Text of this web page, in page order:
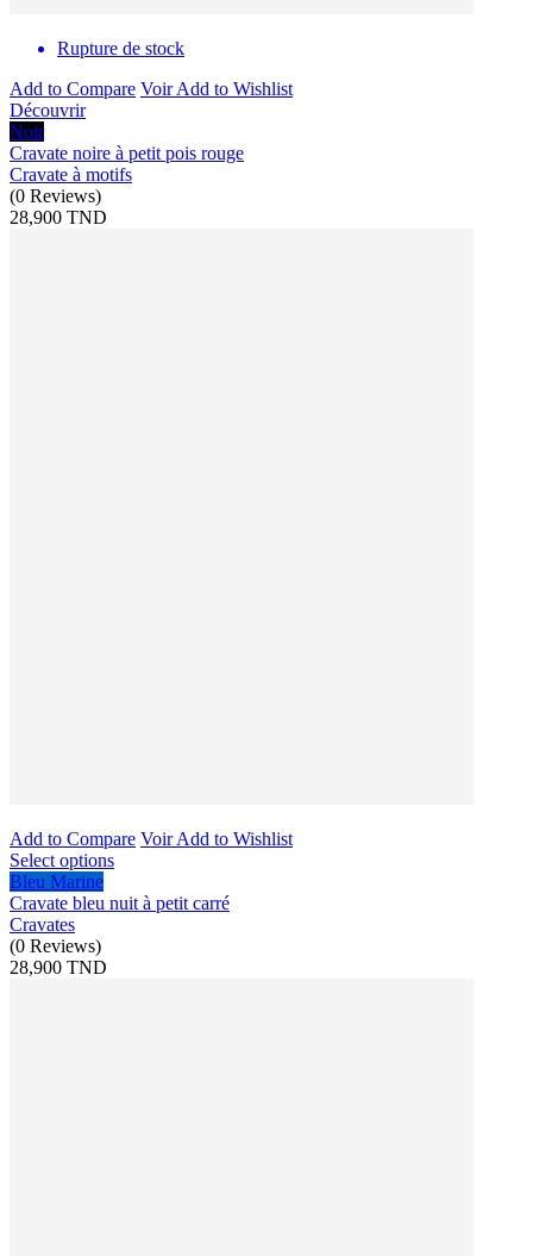
Rupture de stock
Add to Compare VoirAdd to Wishlist
Découvrir
Noir
Cravate noire à petit pois rouge
Cravate à motifs
(0 Reviews)
28,900 TND
Add to Compare VoirAdd to Wishlist
Select options
Bleu Marine
Cravate bleu nuit à petit carré
Cravates
(0 Reviews)
28,900 TND